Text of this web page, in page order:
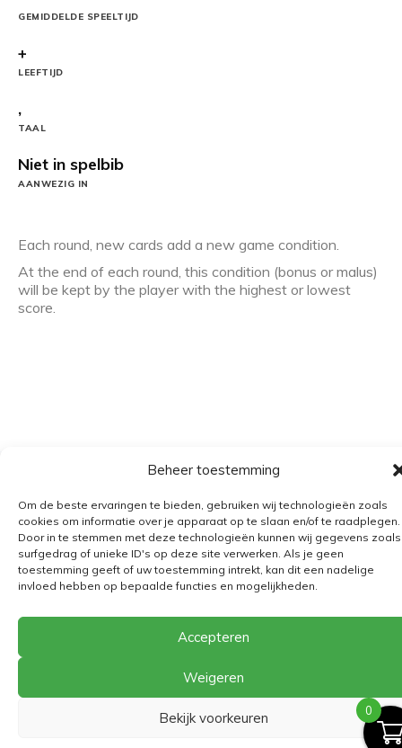
Beheer toestemming
Om de beste ervaringen te bieden, gebruiken wij technologieën zoals
cookies om informatie over je apparaat op te slaan en/of te raadplegen.
Door in te stemmen met deze technologieën kunnen wij gegevens zoals
surfgedrag of unieke ID's op deze site verwerken. Als je geen
toestemming geeft of uw toestemming intrekt, kan dit een nadelige
invloed hebben op bepaalde functies en mogelijkheden.
Accepteren
Weigeren
Bekijk voorkeuren
GEMIDDELDE SPEELTIJD
+
LEEFTIJD
,
TAAL
Niet in spelbib
AANWEZIG IN
Each round, new cards add a new game condition.
At the end of each round, this condition (bonus or malus)
will be kept by the player with the highest or lowest
score.
Verzending
Retourbeleid
BE 0682.845.059
The Playground
0